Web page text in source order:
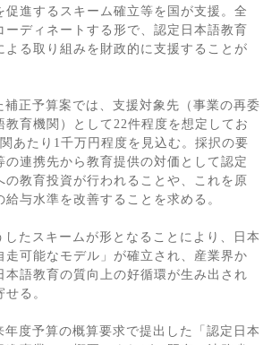
促進するスキーム確立等を国が支援。全
ーディネートする形で、認定日本語教育
よる取り組みを財政的に支援することが
補正予算案では、支援対象先（事業の再委
教育機関）として 22件程度を想定してお
あたり 1千万円程度を見込む。採択の要
の連携先から教育提供の対価として認定
の教育投資が行われることや、これを原
給与水準を改善することを求める。
したスキームが形となることにより、日本
走可能なモデル」が確立され、産業界か
本語教育の質向上の好循環が生み出され
る。
年度予算の概算要求で提出した「認定日本